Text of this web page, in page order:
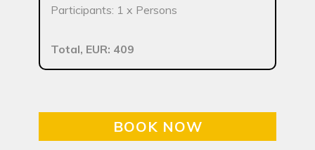
Participants: 1 x Persons
Total, EUR: 409
BOOK NOW